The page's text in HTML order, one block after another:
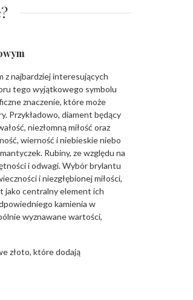
z najbardziej interesujących
tego wyjątkowego symbolu
znaczenie, które może
Przykładowo, diament będący
niezłomną miłość oraz
wierność i niebieskie niebo
Rubiny, ze względu na
i odwagi. Wybór brylantu
i niezgłębionej miłości,
jako centralny element ich
kamienia w
wyznawane wartości,
złoto, które dodają